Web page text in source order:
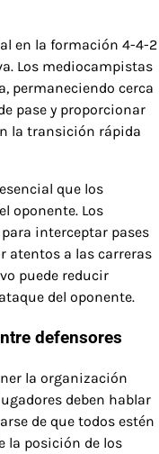
en la formación 4-4-2
Los mediocampistas
permaneciendo cerca
pase y proporcionar
la transición rápida
que los
oponente. Los
interceptar pases
atentos a las carreras
puede reducir
del oponente.
defensores
la organización
deben hablar
de que todos estén
la posición de los